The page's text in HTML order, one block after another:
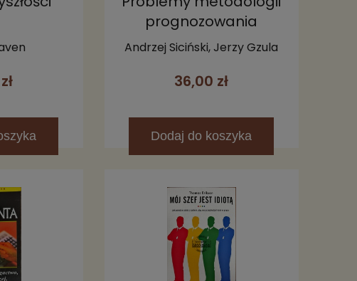
prognozowania
Andrzej Siciński, Jerzy Gzula
36,00 zł
Dodaj do koszyka